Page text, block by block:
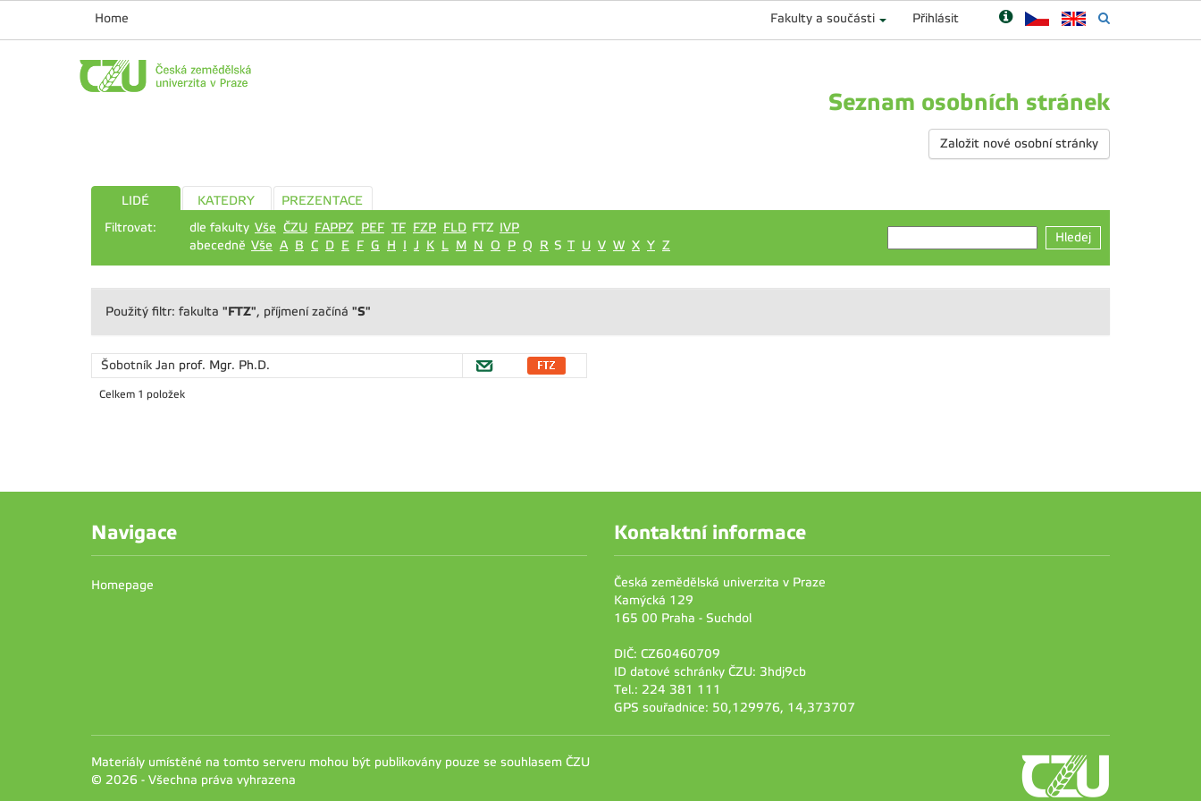
Home Fakulty a součásti Přihlásit
Seznam osobních stránek
Založit nové osobní stránky
LIDÉ KATEDRY
PREZENTACE
Filtrovat:
dle fakulty Vše ČZU FAPPZ PEF TF FZP FLD FTZ IVP
abecedně Vše A B C D E F G H I J K L M N O P Q R S T U V W X Y Z
Hledej
Použitý filtr: fakulta "FTZ", příjmení začíná "S"
Šobotník Jan prof. Mgr. Ph.D.
Celkem 1 položek
Navigace
Homepage
Kontaktní informace
Česká zemědělská univerzita v Praze
Kamýcká 129
165 00 Praha - Suchdol
DIČ: CZ60460709
ID datové schránky ČZU: 3hdj9cb
Tel.: 224 381 111
GPS souřadnice: 50,129976, 14,373707
Materiály umístěné na tomto serveru mohou být publikovány pouze se souhlasem ČZU
© 2026 - Všechna práva vyhrazena